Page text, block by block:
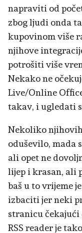
napraviti od
zbog ljudi onda
kupovinom više
njihove
potrošiti više
Nekako ne
Live/Online
takav, i ugledati
Nekoliko
oduševilo, mada
ali opet ne
lijep i krasan, ali
baš u to vrijeme
izbaciti jer neki
stranicu čekajući
RSS reader je